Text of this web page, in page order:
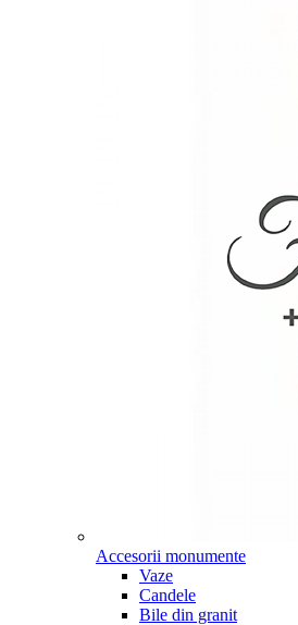
Accesorii monumente
Vaze
Candele
Bile din granit